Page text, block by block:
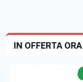
IN OFFERTA ORA